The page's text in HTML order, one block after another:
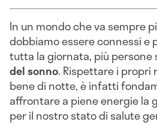
In un mondo che va sempre
dobbiamo essere connessi
tutta la giornata, più persone
del sonno. Rispettare i
bene di notte, è infatti
affrontare a piene energie la
per il nostro stato di salute